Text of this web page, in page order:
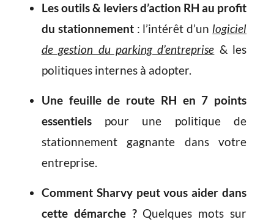
Les outils & leviers d’action RH au profit
du stationnement: l’intérêt d’un logiciel
de gestion du parking d’entreprise & les
politiques internes à adopter.
Une feuille de route RH en 7 points
essentielspour une politique de
stationnement gagnante dans votre
entreprise.
Comment Sharvy peut vous aider dans
cette démarche ? Quelques mots sur